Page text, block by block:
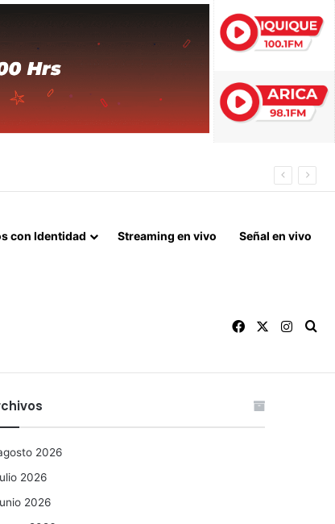
BLOQUEO Y REPARACIONES DE GUERRA
con Identidad Streaming en vivo Señal en vivo
Facebook
2026
2026
2026